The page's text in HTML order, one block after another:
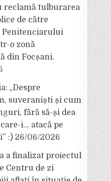
reclamă tulburarea
de către
Penitenciarului
o zonă
din Focșani.
„Despre
suveraniști și cum
fără să-și dea
i… atacă pe
:) 26/06/2026
a finalizat proiectul
Centru de zi